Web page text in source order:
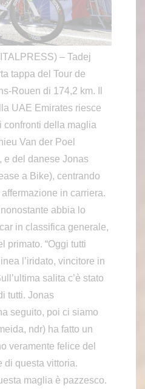
– Tadej
tappa del Tour de
Rouen di 174,2 km. Il
UAE Emirates riesce
confronti della maglia
Van der Poel
e del danese Jonas
a Bike), centrando
in carriera.
abbia lo
in classifica generale,
primato. “Oggi tutti
l’iridato, vincitore in
salita c’è stato
tutti. Jonas
seguito, poi ci siamo
ndr) ha fatto un
veramente felice del
di questa vittoria.
maglia è pazzesco.